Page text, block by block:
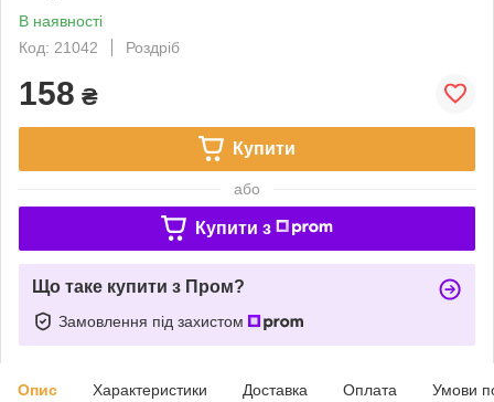
В наявності
Код: 21042
Роздріб
158 ₴
Купити
або
Купити з
Що таке купити з Пром?
Замовлення під захистом
Опис Характеристики Доставка Оплата Умови